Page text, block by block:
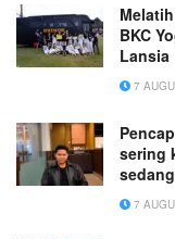
BKC
Lansia
7
sering
7